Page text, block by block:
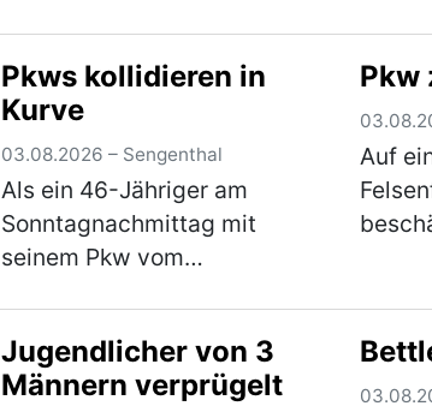
Streit. Im weiteren Verlauf
zückte der Jüngere ein
Messer und bedr…(mehr)
eine
die
Pkws kollidieren in
Kurve
03.08.2026 – Sengenthal
Als ein 46-Jähriger am
Sonntagnachmittag mit
seinem Pkw vom
wollte, kollidierte er mit dem
Pkw einer 54-Jährigen, die
Pkw
Auf
linke
Jugendlicher von 3
Männern verprügelt